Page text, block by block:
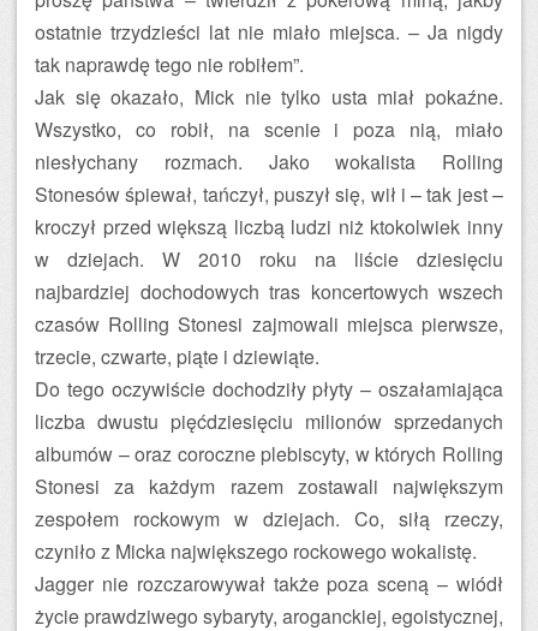
ostatnie trzydzieści lat nie miało miejsca. – Ja nigdy
tak naprawdę tego nie robiłem”.
Jak się okazało, Mick nie tylko usta miał pokaźne.
Wszystko, co robił, na scenie i poza nią, miało
niesłychany rozmach. Jako wokalista Rolling
Stonesów śpiewał, tańczył, puszył się, wił i – tak jest –
kroczył przed większą liczbą ludzi niż ktokolwiek inny
w dziejach. W 2010 roku na liście dziesięciu
najbardziej dochodowych tras koncertowych wszech
czasów Rolling Stonesi zajmowali miejsca pierwsze,
trzecie, czwarte, piąte i dziewiąte.
Do tego oczywiście dochodziły płyty – oszałamiająca
liczba dwustu pięćdziesięciu milionów sprzedanych
albumów – oraz coroczne plebiscyty, w których Rolling
Stonesi za każdym razem zostawali największym
zespołem rockowym w dziejach. Co, siłą rzeczy,
czyniło z Micka największego rockowego wokalistę.
Jagger nie rozczarowywał także poza sceną – wiódł
życie prawdziwego sybaryty, aroganckiej, egoistycznej,